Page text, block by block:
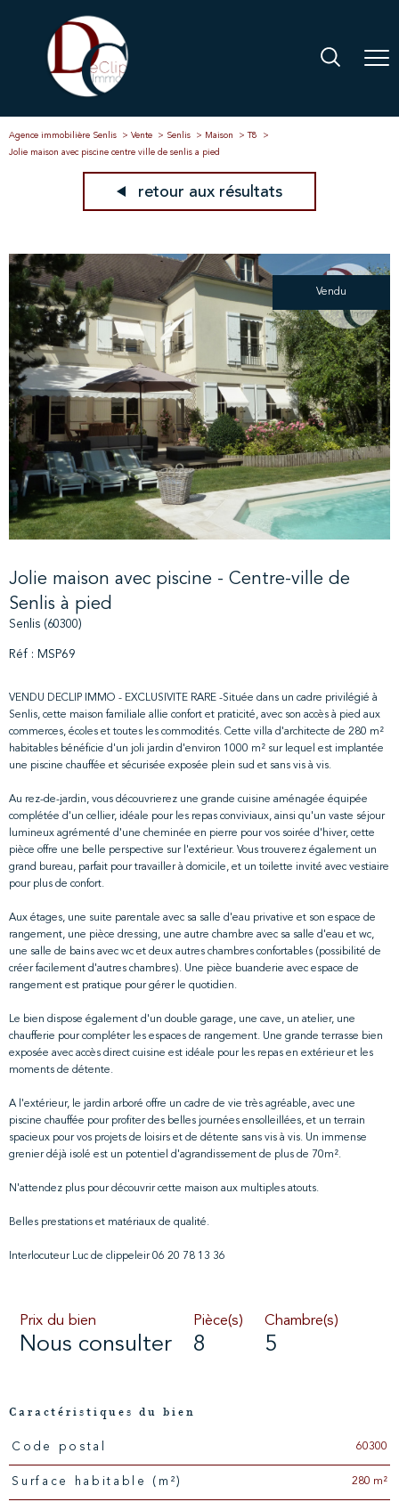
Agence immobilière Senlis Vente Senlis Maison
T8
Jolie maison avec piscine centre ville de senlis a pied
retour aux résultats
Vendu
Jolie maison avec piscine - Centre-ville de
Senlis à pied
Senlis (60300)
Réf : MSP69
VENDU DECLIP IMMO - EXCLUSIVITE RARE -Située dans un cadre privilégié à
Senlis, cette maison familiale allie confort et praticité, avec son accès à pied aux
commerces, écoles et toutes les commodités. Cette villa d'architecte de 280 m²
habitables bénéficie d'un joli jardin d'environ 1000 m² sur lequel est implantée
une piscine chauffée et sécurisée exposée plein sud et sans vis à vis.
Au rez-de-jardin, vous découvrierez une grande cuisine aménagée équipée
complétée d'un cellier, idéale pour les repas conviviaux, ainsi qu'un vaste séjour
lumineux agrémenté d'une cheminée en pierre pour vos soirée d'hiver, cette
pièce offre une belle perspective sur l'extérieur. Vous trouverez également un
grand bureau, parfait pour travailler à domicile, et un toilette invité avec vestiaire
pour plus de confort.
Aux étages, une suite parentale avec sa salle d'eau privative et son espace de
rangement, une pièce dressing, une autre chambre avec sa salle d'eau et wc,
une salle de bains avec wc et deux autres chambres confortables (possibilité de
créer facilement d'autres chambres). Une pièce buanderie avec espace de
rangement est pratique pour gérer le quotidien.
Le bien dispose également d'un double garage, une cave, un atelier, une
chaufferie pour compléter les espaces de rangement. Une grande terrasse bien
exposée avec accès direct cuisine est idéale pour les repas en extérieur et les
moments de détente.
A l'extérieur, le jardin arboré offre un cadre de vie très agréable, avec une
piscine chauffée pour profiter des belles journées ensolleillées, et un terrain
spacieux pour vos projets de loisirs et de détente sans vis à vis. Un immense
grenier déjà isolé est un potentiel d'agrandissement de plus de 70m².
N'attendez plus pour découvrir cette maison aux multiples atouts.
Belles prestations et matériaux de qualité.
Interlocuteur Luc de clippeleir 06 20 78 13 36
Prix du bien
Nous consulter
Pièce(s)
8
Chambre(s)
5
Caractéristiques du bien
Caractéristiques Valeurs
Code postal 60300
Surface habitable (m²) 280 m²